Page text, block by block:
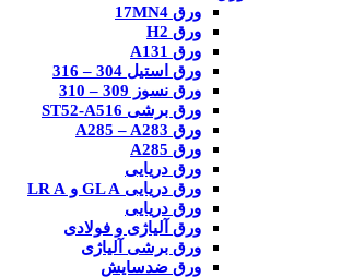
ورق 17MN4
ورق H2
ورق A131
ورق استیل 304 – 316
ورق نسوز 309 – 310
ورق برشی ST52-A516
ورق A285 – A283
ورق A285
ورق دریایی
ورق دریایی GL A و LR A
ورق دریایی
ورق آلیاژی و فولادی
ورق برشی آلیاژی
ورق ضدسایش